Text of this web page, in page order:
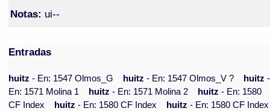
Notas: ui--
Entradas
huitz- En: 1547 Olmos_G huitz- En: 1547 Olmos_V ? huitz-
En: 1571 Molina 1
huitz- En: 1571 Molina 2 huitz- En: 1580
CF Index
huitz- En: 1580 CF Index huitz- En: 1580 CF Index